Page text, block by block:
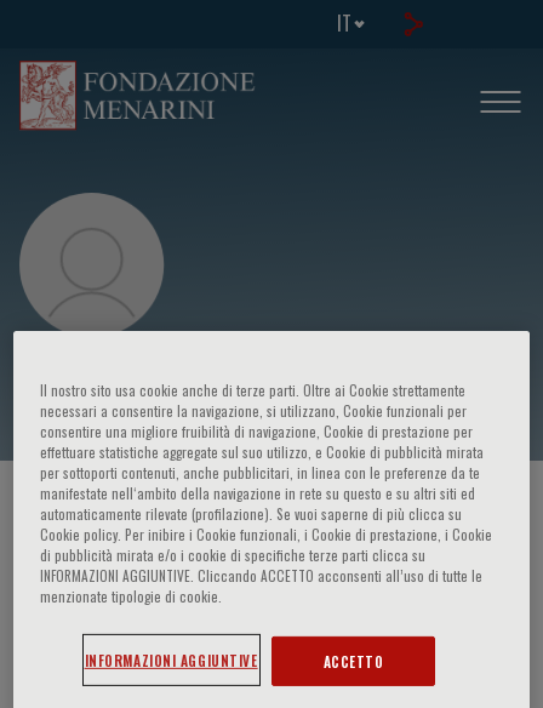
IT
John Teerlink
HOME PAGE / CORSI ED EVENTI / RELATORE
John Teerlink
Il nostro sito usa cookie anche di terze parti. Oltre ai Cookie strettamente
necessari a consentire la navigazione, si utilizzano, Cookie funzionali per
consentire una migliore fruibilità di navigazione, Cookie di prestazione per
effettuare statistiche aggregate sul suo utilizzo, e Cookie di pubblicità mirata
per sottoporti contenuti, anche pubblicitari, in linea con le preferenze da te
manifestate nell‘ambito della navigazione in rete su questo e su altri siti ed
automaticamente rilevate (profilazione). Se vuoi saperne di più clicca su
Cookie policy. Per inibire i Cookie funzionali, i Cookie di prestazione, i Cookie
di pubblicità mirata e/o i cookie di specifiche terze parti clicca su
INFORMAZIONI AGGIUNTIVE. Cliccando ACCETTO acconsenti all’uso di tutte le
menzionate tipologie di cookie.
INFORMAZIONI AGGIUNTIVE ACCETTO